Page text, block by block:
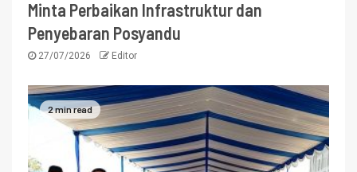
Minta Perbaikan Infrastruktur dan
Penyebaran Posyandu
27/07/2026 Editor
2 min read